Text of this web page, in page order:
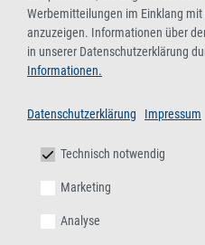
Werbemitteilungen im Einklang
anzuzeigen. Informationen über
in unserer Datenschutzerklärung
Informationen.
Datenschutzerklärung Impressum
Technisch notwendig
Marketing
Analyse